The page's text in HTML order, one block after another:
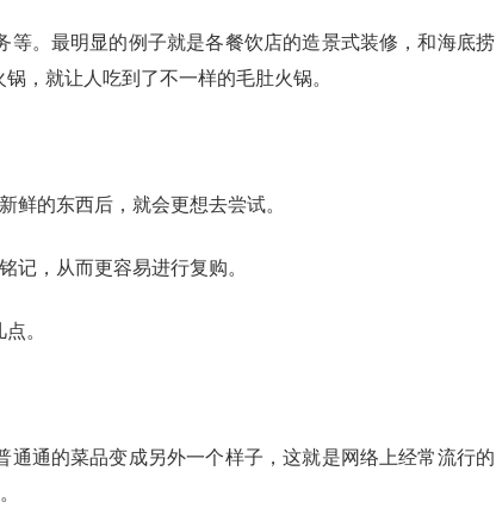
。最明显的例子就是各餐饮店的造景式装修，和海底捞
，就让人吃到了不一样的毛肚火锅。
的东西后，就会更想去尝试。
，从而更容易进行复购。
。
通的菜品变成另外一个样子，这就是网络上经常流行的